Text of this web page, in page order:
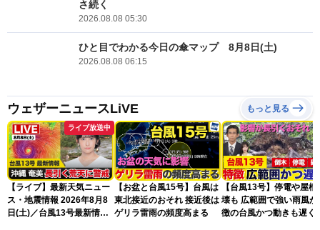
さ続く
2026.08.08 05:30
ひと目でわかる今日の傘マップ 8月8日(土)
2026.08.08 06:15
ウェザーニュースLiVE もっと見る
ライブ放送中
【ライブ】最新天気ニュー
ス・地震情報 2026年8月8
日(土)／台風13号最新情
【お盆と台風15号】台風は
東北接近のおそれ 接近後は
ゲリラ雷雨の頻度高まる
【台風13号】停電や屋根
壊も 広範囲で強い雨風が
徴の台風かつ動きも遅く